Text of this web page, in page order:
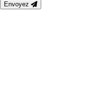
Envoyez